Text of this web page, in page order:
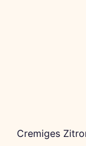
Cremiges